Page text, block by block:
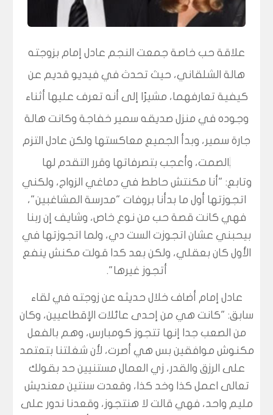
علاقة حب خاصة جمعت النجم عادل إمام بزوجته
هالة الشلقاني، حيث تحدث في فيديو قديم عن
كيفية تعارفهما، مشيرًا إلى أنه تعرف عليها أثناء
وجوده في منزل صديقه سمير خفاجة وكانت هالة
جارة سمير، وبدأ الجميع معاكستها ولكن عادل التزم
الصمت، وأعجب بتصرفاتها وقرر التقدم لها .
وتابع: "أنا مكنتش حاطط في دماغي الزواج، ولكني
اتجوزتها أول ما بدأنا بروفات "مدرسة المشاغبين"،
فهي كانت قصة حب من نوع خاص، وشايف إن ربنا
بيحبني عشان اتجوزت الست دي، ولما اتجوزتها في
الأول كان بعقلي، ولكن بعد كدا قولت مكنش ينفع
أتجوز غيرها".
عادل إمام أضاف خلال حديثه عن زوجته في لقاء
سابق: "كانت هي من إحدى عائلات الإقطاعيين، وكان
من الصعب جدا إنها تتجوز كومبارس، وهم بالفعل
مكنوش موافقين بس هي أصرت، لأن شغلتنا بتعتمد
على الرزق والقدر، زي العمال مستنيين حد بقولك
تعالى اعمل كذا وخد كذا، وقعدت سنتين معنديش
مليم واحد، فهي قالت لا هنتجوز، وقعدنا ندور على